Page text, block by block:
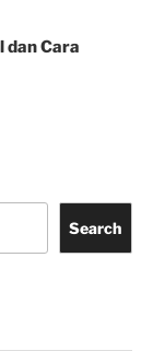
dan Cara
Search